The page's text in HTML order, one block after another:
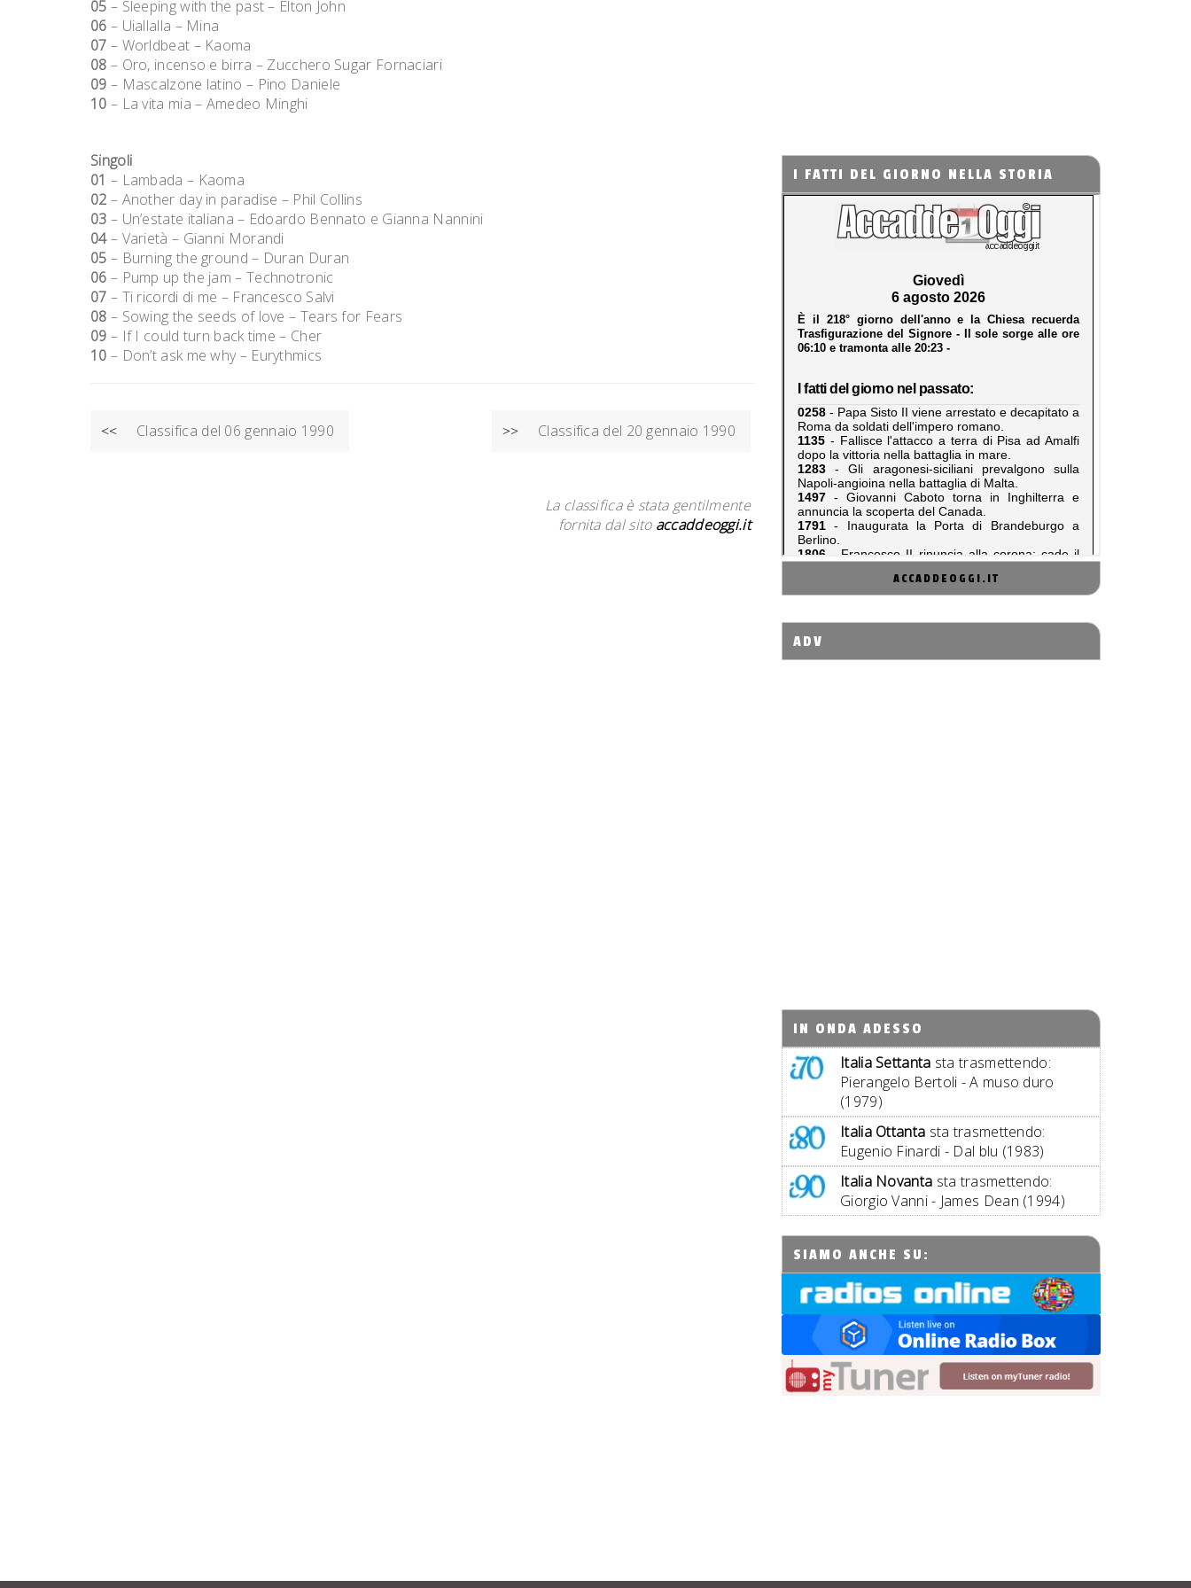
05 – Sleeping with the past – Elton John
06 – Uiallalla – Mina
07 – Worldbeat – Kaoma
08 – Oro, incenso e birra – Zucchero Sugar Fornaciari
09 – Mascalzone latino – Pino Daniele
10 – La vita mia – Amedeo Minghi
Singoli
01 – Lambada – Kaoma
02 – Another day in paradise – Phil Collins
03 – Un’estate italiana – Edoardo Bennato e Gianna Nannini
04– Varietà – Gianni Morandi
05 – Burning the ground – Duran Duran
06 – Pump up the jam – Technotronic
07 – Ti ricordi di me – Francesco Salvi
08 – Sowing the seeds of love – Tears for Fears
09 – If I could turn back time – Cher
10 – Don’t ask me why – Eurythmics
NAVIGAZIONE
<< Classifica del 06 gennaio 1990 >> Classifica del 20 gennaio 1990
La classifica è stata gentilmente
fornita dal sito accaddeoggi.it
I FATTI DEL GIORNO NELLA STORIA
ACCADDEOGGI.IT
ADV
IN ONDA ADESSO
Italia Settanta sta trasmettendo:
Pierangelo Bertoli - A muso duro
(1979)
Italia Ottanta sta trasmettendo:
Eugenio Finardi - Dal blu (1983)
Italia Novanta sta trasmettendo:
Giorgio Vanni - James Dean (1994)
SIAMO ANCHE SU: